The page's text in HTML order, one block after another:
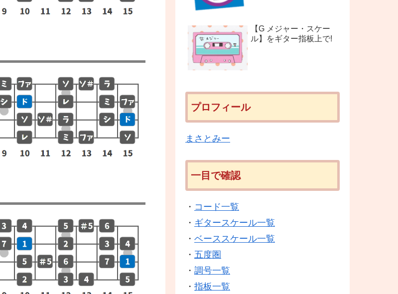
【G メジャー・スケー
ル】をギター指板上で!
プロフィール
まさとみー
一目で確認
・ コード一覧
・ ギタースケール一覧
・ ベーススケール一覧
・ 五度圏
・ 調号一覧
・ 指板一覧